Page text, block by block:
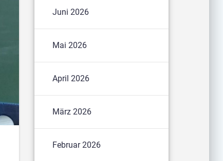
Juni 2026
Mai 2026
April 2026
März 2026
Februar 2026